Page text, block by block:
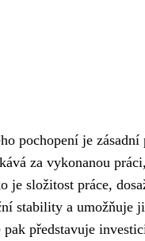
pochopení je zásadní
za vykonanou
složitost práce,
stability a
představuje